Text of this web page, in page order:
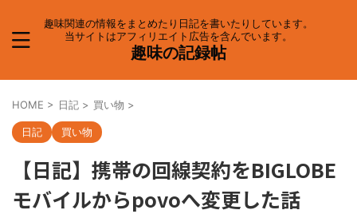
趣味関連の情報をまとめたり日記を書いたりしています。
当サイトはアフィリエイト広告を含んでいます。
趣味の記録帖
HOME > 日記 > 買い物 >
日記 買い物
【日記】携帯の回線契約をBIGLOBE
モバイルからpovoへ変更した話